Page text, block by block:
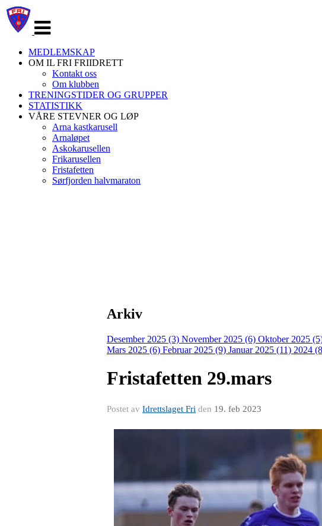
navigasjon
MEDLEMSKAP
OM IL FRI FRIIDRETT
Kontakt oss
Om klubben
TRENINGSTIDER OG GRUPPER
STATISTIKK
VÅRE STEVNER OG LØP
Arna kastkarusell
Arnaløpet
Askokarusellen
Frikarusellen
Fristafetten
Sørfjorden halvmaraton
Arkiv
Desember 2025 (3) November 2025 (6) Oktober 2025
Mars 2025 (6) Februar 2025 (9) Januar 2025 (11) 2024
Fristafetten 29.mars
Postet av Idrettslaget Fri den 19. feb 2023